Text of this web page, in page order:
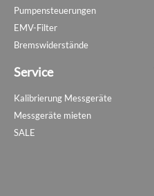
Pumpensteuerungen
EMV-Filter
Bremswiderstände
Service
Kalibrierung Messgeräte
Messgeräte mieten
SALE